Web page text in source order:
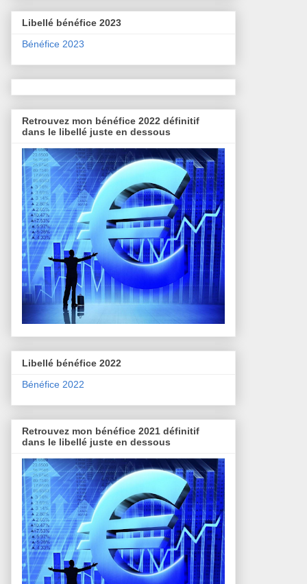
Libellé bénéfice 2023
Bénéfice 2023
Retrouvez mon bénéfice 2022 définitif
dans le libellé juste en dessous
Libellé bénéfice 2022
Bénéfice 2022
Retrouvez mon bénéfice 2021 définitif
dans le libellé juste en dessous